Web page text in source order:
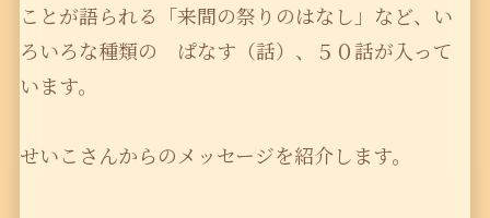
ことが語られる「来間の祭りのはなし」など、い
ろいろな種類の ぱなす（話）、５０話が入って
います。
せいこさんからのメッセージを紹介します。